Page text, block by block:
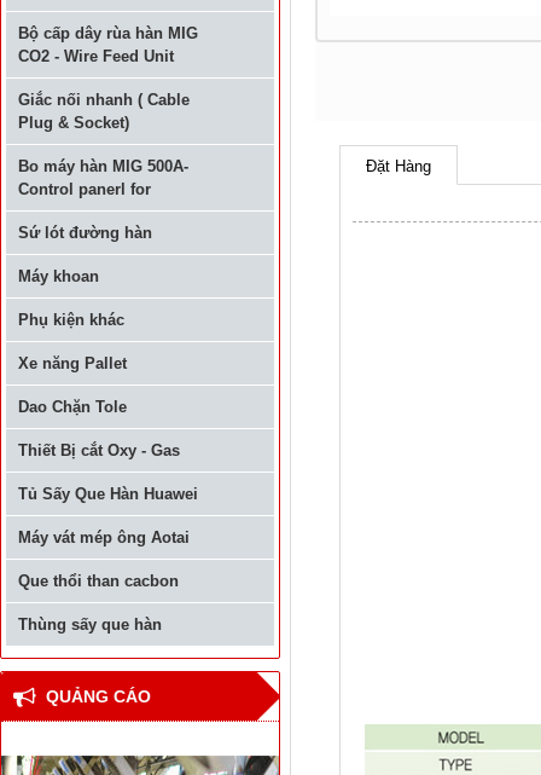
Bộ cấp dây rùa hàn MIG
CO2 - Wire Feed Unit
Giắc nối nhanh ( Cable
Plug & Socket)
Bo máy hàn MIG 500A-
Control panerl for
Sứ lót đường hàn
Máy khoan
Phụ kiện khác
Xe năng Pallet
Dao Chặn Tole
Thiết Bị cắt Oxy - Gas
Tủ Sấy Que Hàn Huawei
Máy vát mép ông Aotai
Que thổi than cacbon
Thùng sấy que hàn
QUẢNG CÁO
Đặt Hàng